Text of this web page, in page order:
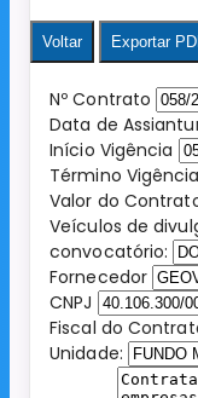
Voltar Exportar
Nº Contrato
Data de
Início Vigência
Término Vigência
Valor do
Veículos de
convocatório:
Fornecedor
CNPJ
Fiscal do
Unidade: